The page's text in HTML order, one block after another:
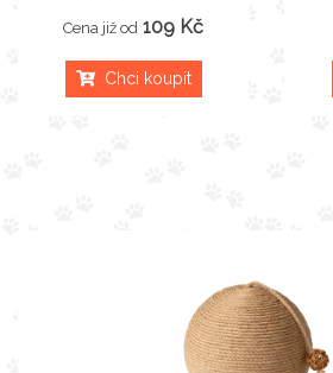
Cena již od 109 Kč
Chci koupit